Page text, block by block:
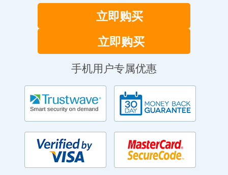
立即购买
立即购买
手机用户专属优惠